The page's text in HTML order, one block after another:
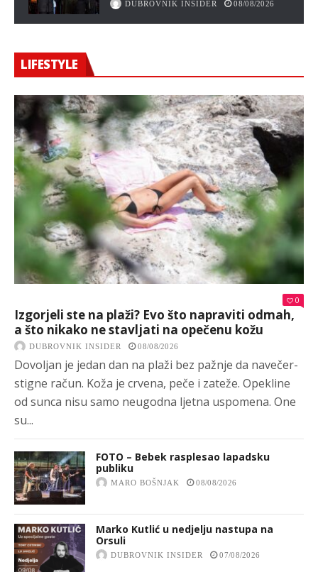
DUBROVNIK INSIDER 08/08/2026
LIFESTYLE
0
Izgorjeli ste na plaži? Evo što napraviti odmah,
a što nikako ne stavljati na opečenu kožu
DUBROVNIK INSIDER 08/08/2026
Dovoljan je jedan dan na plaži bez pažnje da navečer-
stigne račun. Koža je crvena, peče i zateže. Opekline
od sunca nisu samo neugodna ljetna uspomena. One
su...
FOTO – Bebek rasplesao lapadsku
publiku
MARO BOŠNJAK 08/08/2026
Marko Kutlić u nedjelju nastupa na
Orsuli
DUBROVNIK INSIDER 07/08/2026